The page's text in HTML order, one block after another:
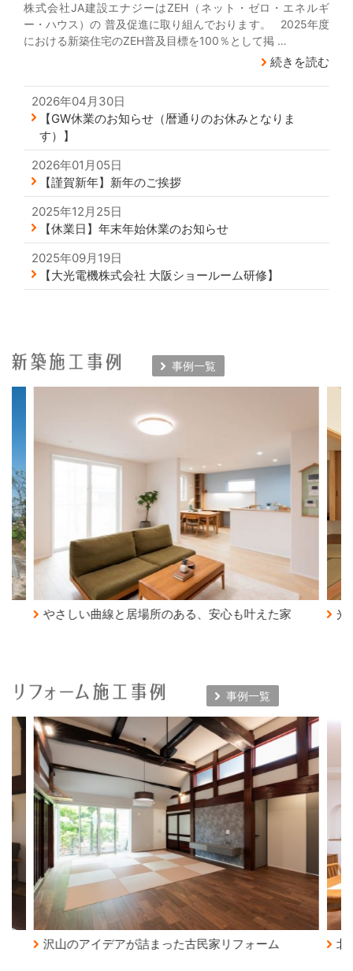
株式会社JA建設エナジーはZEH（ネット・ゼロ・エネルギ
ー・ハウス）の 普及促進に取り組んでおります。 2025年度
における新築住宅のZEH普及目標を100％として掲 …
続きを読む
2026年04月30日
【GW休業のお知らせ（暦通りのお休みとなりま
す）】
2026年01月05日
【謹賀新年】新年のご挨拶
2025年12月25日
【休業日】年末年始休業のお知らせ
2025年09月19日
【大光電機株式会社 大阪ショールーム研修】
事例一覧
所のある、安心も叶えた家 光と緑を愉しむ、和を取り
事例一覧
アが詰まった古民家リフォーム 北欧ナチュラルな鉄